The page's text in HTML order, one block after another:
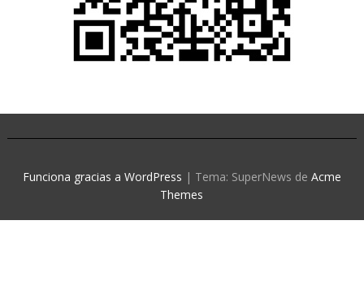
Funciona gracias a WordPress | Tema: SuperNews de Acme
Themes